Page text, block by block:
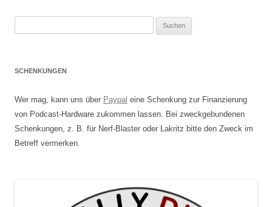
SCHENKUNGEN
Wer mag, kann uns über Paypal eine Schenkung zur Finanzierung
von Podcast-Hardware zukommen lassen. Bei zweckgebundenen
Schenkungen, z. B. für Nerf-Blaster oder Lakritz bitte den Zweck im
Betreff vermerken.